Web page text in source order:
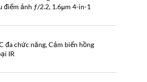
điểm ảnh ƒ/2.2, 1.6μm 4-in-1
đa chức năng, Cảm biến hồng
IR